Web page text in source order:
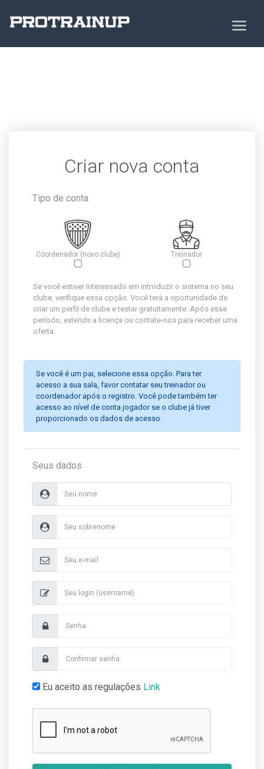
Criar nova conta
Tipo de conta
Coordenador (novo clube) Treinador
Se você estiver interessado em introduzir o sistema no seu
clube, verifique essa opção. Você terá a oportunidade de
criar um perfil de clube e testar gratuitamente. Após esse
período, extends a licença ou contate-nos para receber uma
oferta.
Se você é um pai, selecione essa opção. Para ter
acesso a sua sala, favor contatar seu treinador ou
coordenador após o registro. Você pode também ter
acesso ao nível de conta jogador se o clube já tiver
proporcionado os dados de acesso.
Seus dados
Eu aceito as regulações Link